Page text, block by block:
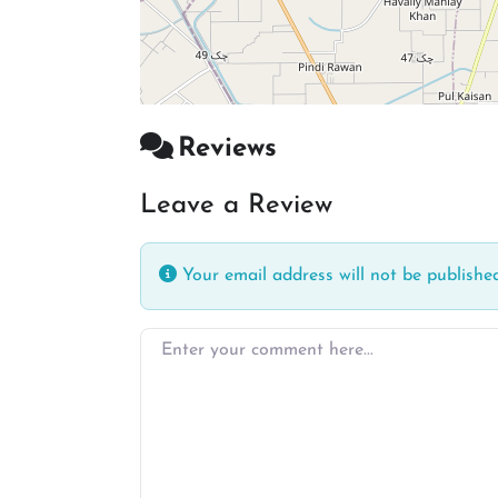
Reviews
Leave a Review
Your email address will not be
Enter your comment here…